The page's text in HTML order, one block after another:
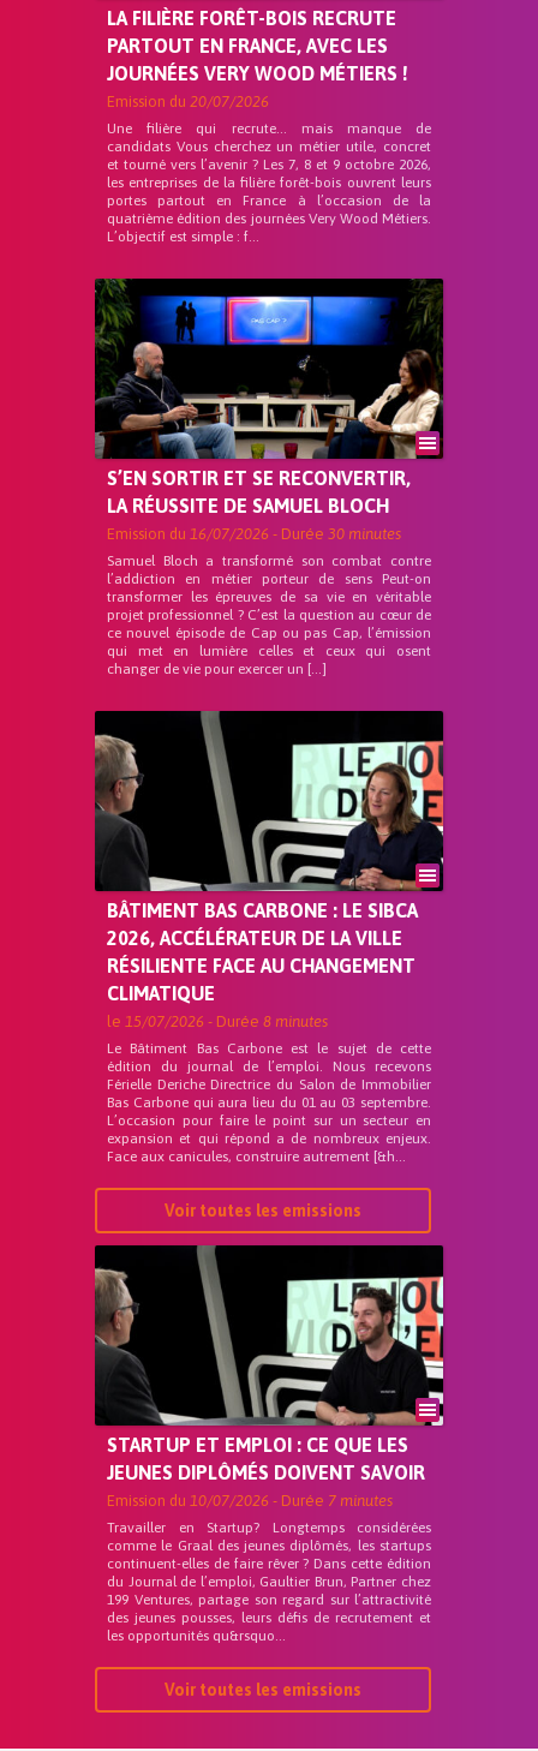
LA FILIÈRE FORÊT-BOIS RECRUTE
PARTOUT EN FRANCE, AVEC LES
JOURNÉES VERY WOOD MÉTIERS !
Emission du 20/07/2026
Une filière qui recrute… mais manque de
candidats Vous cherchez un métier utile, concret
et tourné vers l’avenir ? Les 7, 8 et 9 octobre 2026,
les entreprises de la filière forêt-bois ouvrent leurs
portes partout en France à l’occasion de la
quatrième édition des journées Very Wood Métiers.
L’objectif est simple : f...
S’EN SORTIR ET SE RECONVERTIR,
LA RÉUSSITE DE SAMUEL BLOCH
Emission du 16/07/2026 - Durée 30 minutes
Samuel Bloch a transformé son combat contre
l’addiction en métier porteur de sens Peut-on
transformer les épreuves de sa vie en véritable
projet professionnel ? C’est la question au cœur de
ce nouvel épisode de Cap ou pas Cap, l’émission
qui met en lumière celles et ceux qui osent
changer de vie pour exercer un […]
BÂTIMENT BAS CARBONE : LE SIBCA
2026, ACCÉLÉRATEUR DE LA VILLE
RÉSILIENTE FACE AU CHANGEMENT
CLIMATIQUE
le 15/07/2026 - Durée 8 minutes
Le Bâtiment Bas Carbone est le sujet de cette
édition du journal de l’emploi. Nous recevons
Férielle Deriche Directrice du Salon de Immobilier
Bas Carbone qui aura lieu du 01 au 03 septembre.
L’occasion pour faire le point sur un secteur en
expansion et qui répond a de nombreux enjeux.
Face aux canicules, construire autrement [&h...
Voir toutes les emissions
STARTUP ET EMPLOI : CE QUE LES
JEUNES DIPLÔMÉS DOIVENT SAVOIR
Emission du 10/07/2026 - Durée 7 minutes
Travailler en Startup? Longtemps considérées
comme le Graal des jeunes diplômés, les startups
continuent-elles de faire rêver ? Dans cette édition
du Journal de l’emploi, Gaultier Brun, Partner chez
199 Ventures, partage son regard sur l’attractivité
des jeunes pousses, leurs défis de recrutement et
les opportunités qu&rsquo...
Voir toutes les emissions